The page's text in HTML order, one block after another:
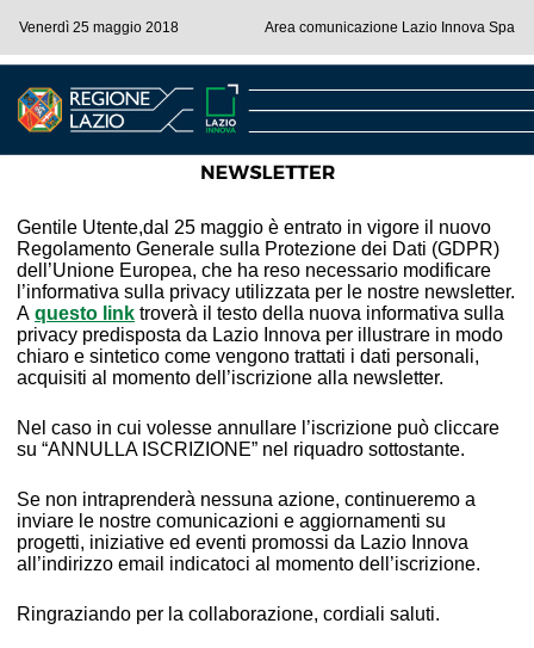
Venerdì 25 maggio 2018 Area comunicazione Lazio Innova Spa
Gentile Utente,dal 25 maggio è entrato in vigore il nuovo
Regolamento Generale sulla Protezione dei Dati (GDPR)
dell’Unione Europea, che ha reso necessario modificare
l’informativa sulla privacy utilizzata per le nostre newsletter.
A questo link troverà il testo della nuova informativa sulla
privacy predisposta da Lazio Innova per illustrare in modo
chiaro e sintetico come vengono trattati i dati personali,
acquisiti al momento dell’iscrizione alla newsletter.
Nel caso in cui volesse annullare l’iscrizione può cliccare
su “ANNULLA ISCRIZIONE” nel riquadro sottostante.
Se non intraprenderà nessuna azione, continueremo a
inviare le nostre comunicazioni e aggiornamenti su
progetti, iniziative ed eventi promossi da Lazio Innova
all’indirizzo email indicatoci al momento dell’iscrizione.
Ringraziando per la collaborazione, cordiali saluti.